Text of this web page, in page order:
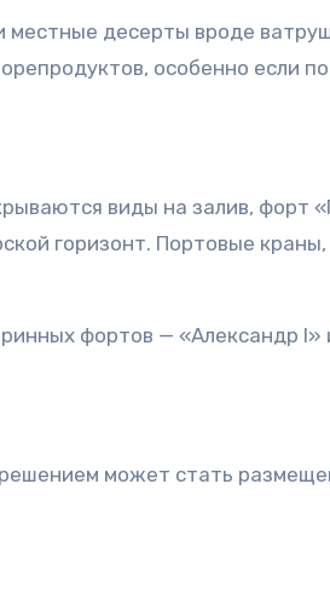
местные десерты вроде
особенно если
виды на залив, форт
горизонт. Портовые краны,
фортов — «Александр I»
может стать